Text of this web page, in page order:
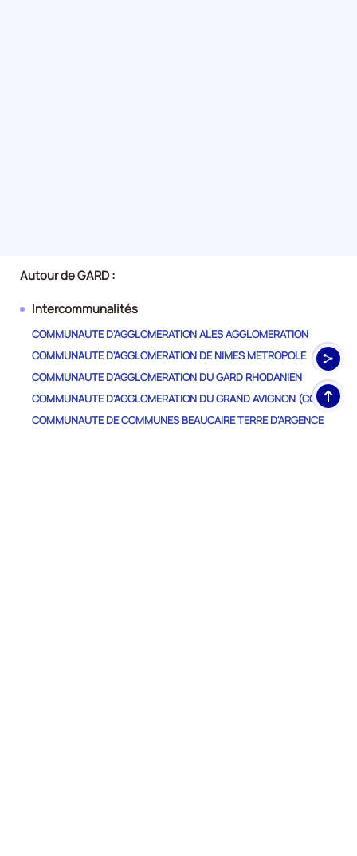
Autour de GARD :
Intercommunalités
COMMUNAUTE D'AGGLOMERATION ALES AGGLOMERATION
COMMUNAUTE D'AGGLOMERATION DE NIMES METROPOLE
COMMUNAUTE D'AGGLOMERATION DU GARD RHODANIEN
COMMUNAUTE D'AGGLOMERATION DU GRAND AVIGNON (COGA)
COMMUNAUTE DE COMMUNES BEAUCAIRE TERRE D'ARGENCE
Haut
de